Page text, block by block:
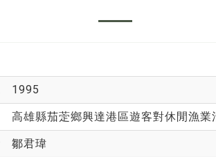
1995
高雄縣茄萣鄉興達港區遊客對休閒漁
鄒君瑋